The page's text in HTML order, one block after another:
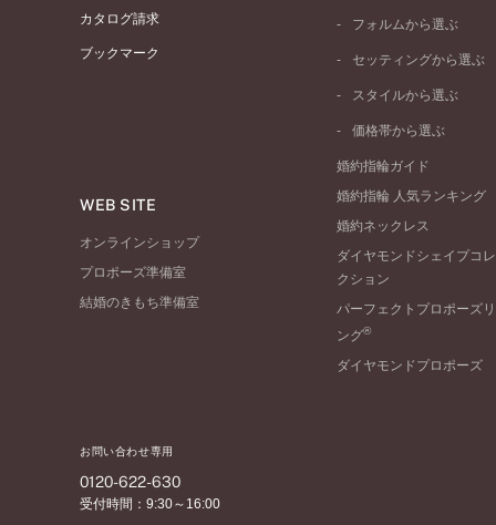
カタログ請求
ブックマーク
WEB SITE
オンラインショップ
プロポーズ準備室
結婚のきもち準備室
お問い合わせ専用
0120-622-630
受付時間：9:30～16:00
プラチナ
ピンクゴールド
ペールブラウンゴール
フォルムから選ぶ
ストレートライン
V字ライン
セッティングから選ぶ
ソリテール
ダブルサイドメレ
ラインメレ
スタイルから選ぶ
シンプル
モード
エレガント
ゴージャス
価格帯から選ぶ
50万円台～
20万円台～
10万円台～
婚約指輪ガイド
婚約指輪 人気ランキング
婚約ネックレス
ダイヤモンドシェイプコレ
クション
パーフェクトプロポーズリ
ング®
ダイヤモンドプロポーズ